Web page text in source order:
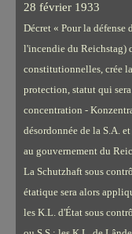
28 février 1933
Décret « Pour la défense
l'incendie du Reichstag)
constitutionnelles, crée
protection, statut qui
concentration -
désordonnée de la S.A.
au gouvernement du
La Schutzhaft sous
étatique sera alors
les K.L. d'État sous